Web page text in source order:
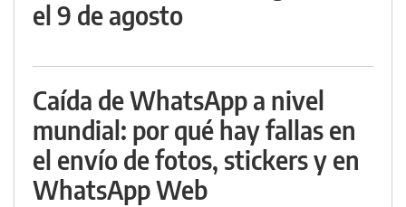
el 9 de agosto
Caída de WhatsApp a nivel
mundial: por qué hay fallas en
el envío de fotos, stickers y en
WhatsApp Web